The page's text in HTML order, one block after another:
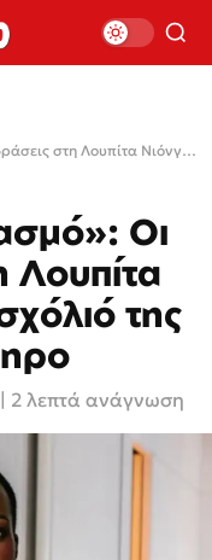
«Δείξε λίγο σεβασμό»: Οι αντιδράσεις στη Λουπίτα Νιόνγκο μετά το σχόλιό της για τον Όμηρο
Οι
Λουπίτα
της
| 2 λεπτά ανάγνωση